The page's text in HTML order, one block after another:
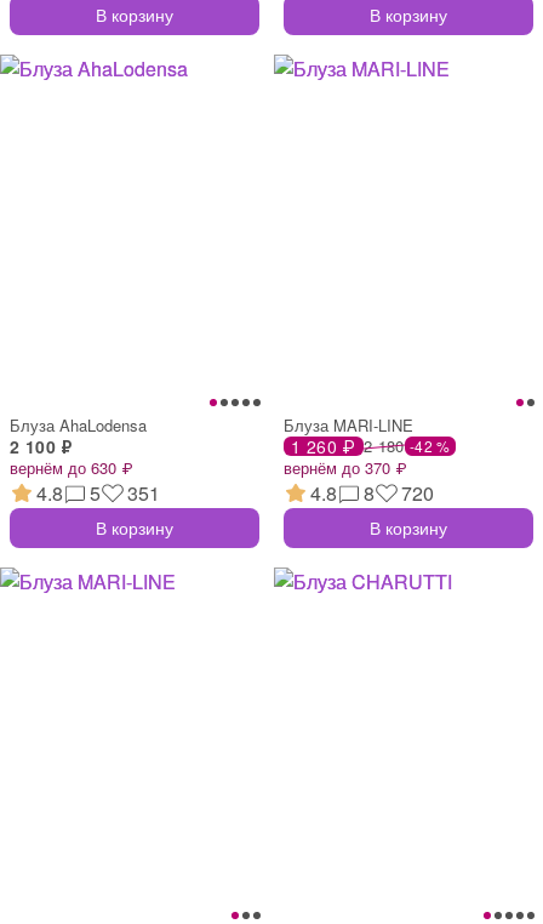
В корзину В корзину
Блуза AhaLodensa
2 100 ₽
вернём до 630 ₽
4.8 5 351
В корзину
Блуза MARI-LINE
1 260 ₽ 2 180 -42 %
вернём до 370 ₽
4.8 8 720
В корзину